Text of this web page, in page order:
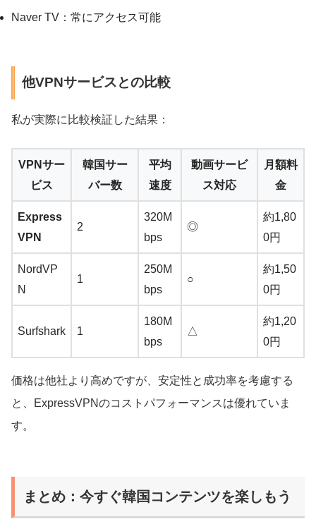
Naver TV：常にアクセス可能
他VPNサービスとの比較
私が実際に比較検証した結果：
VPNサー
ビス
韓国サー
バー数
平均
速度
動画サービ
ス対応
月額料
金
Express
VPN
2
320M
bps
◎
約1,80
0円
NordVP
N
1
250M
bps
○
約1,50
0円
Surfshark 1
180M
bps
△
約1,20
0円
価格は他社より高めですが、安定性と成功率を考慮する
と、ExpressVPNのコストパフォーマンスは優れていま
す。
まとめ：今すぐ韓国コンテンツを楽しもう